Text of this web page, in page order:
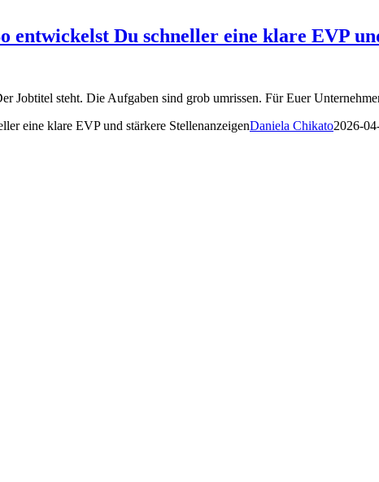
entwickelst Du schneller eine klare EVP
Jobtitel steht. Die Aufgaben sind grob umrissen. Für Euer
eine klare EVP und stärkere StellenanzeigenDaniela Chikato2026-